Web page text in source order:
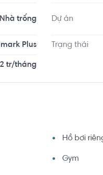
thông Vận tải TP.HCM
1.1 km... Tọa lạc tại
Nhà trống Dự án
Plus Trạng thái
tr/tháng
Hồ bơi
Gym